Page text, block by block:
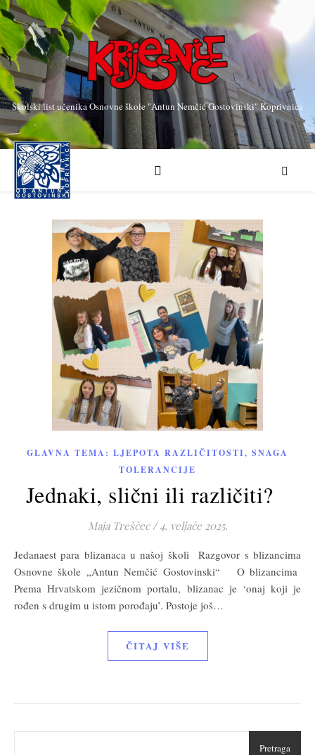
Školski list učenika Osnovne škole "Antun Nemčić Gostovinski" Koprivnica
GLAVNA TEMA: LJEPOTA RAZLIČITOSTI, SNAGA
TOLERANCIJE
Jednaki, slični ili različiti?
Maja Treščec / 4. veljače 2025.
Jedanaest para blizanaca u našoj školi Razgovor s blizancima
Osnovne škole „Antun Nemčić Gostovinski“ O blizancima
Prema Hrvatskom jezičnom portalu, blizanac je ‘onaj koji je
rođen s drugim u istom porođaju’. Postoje još…
ČITAJ VIŠE
Pretraga